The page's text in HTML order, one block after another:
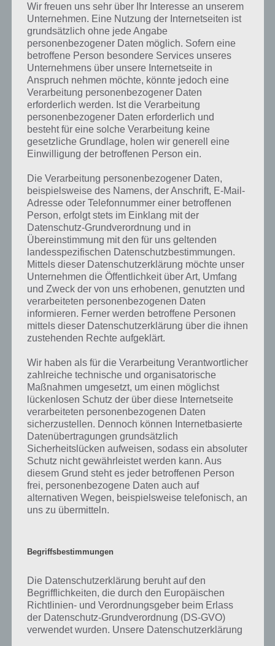
Kurze Begriffserklärung zur Lösung
Bleistift
Bleistift ist die Lösung für das tägliche Rätsel am 23.4.2020 in 4 Bilder
1 Wort, doch welche Bedeutung hat dieses eigentlich und was gibt es
dazu zu wissen? Passt das Wort auch zu Ostern? Zu bestimmten
Lösungen präsentieren wir daher auch immer eine kurze
Als Bleistift bezeichnet man ein Schreibgerät mit einer Mine aus
Graphit, üblicherweise ummantelt von einem Holzstab. Ursprünglich
wurden die Minen oder Spitzen des Bleistifts aus Blei gefertigt, woher
das Schreibgerät seinen Namen erlangte.
In den modernen Bleistiften findet sich eine Mine aus einem
Gemisch aus Graphit und Ton. Der Schaft des Stiftes wird in der Regel
aus Holz gefertigt. Es gibt aber auch Modelle mit einem festen Schaft
aus Plastik oder Modelle, bei welchem dünne Minen durch das
Drücken eines Knopfes am Ende des Stiftes stückweise aus der
Spitze geschoben werden. Diese Druckbleistifte haben meist einen
der geschichteten Kristallstruktur des Kerns. Zwischen den einzelnen
diese bei der Reibung auf einer Oberfläche voneinander lösen und
als grau-schwarze Farbe beispielsweise auf dem Papier oder Holz
hinterbleiben.
Der Bleistift wird hauptsächlich für Zeichnungen und technische und
Wir freuen uns sehr über Ihr Interesse an unserem
Unternehmen. Eine Nutzung der Internetseiten ist
grundsätzlich ohne jede Angabe
personenbezogener Daten möglich. Sofern eine
betroffene Person besondere Services unseres
Unternehmens über unsere Internetseite in
Anspruch nehmen möchte, könnte jedoch eine
Verarbeitung personenbezogener Daten
erforderlich werden. Ist die Verarbeitung
personenbezogener Daten erforderlich und
besteht für eine solche Verarbeitung keine
gesetzliche Grundlage, holen wir generell eine
Einwilligung der betroffenen Person ein.
Die Verarbeitung personenbezogener Daten,
beispielsweise des Namens, der Anschrift, E-Mail-
Adresse oder Telefonnummer einer betroffenen
Person, erfolgt stets im Einklang mit der
Datenschutz-Grundverordnung und in
Übereinstimmung mit den für uns geltenden
landesspezifischen Datenschutzbestimmungen.
Mittels dieser Datenschutzerklärung möchte unser
Unternehmen die Öffentlichkeit über Art, Umfang
und Zweck der von uns erhobenen, genutzten und
verarbeiteten personenbezogenen Daten
informieren. Ferner werden betroffene Personen
mittels dieser Datenschutzerklärung über die ihnen
zustehenden Rechte aufgeklärt.
Wir haben als für die Verarbeitung Verantwortlicher
zahlreiche technische und organisatorische
Maßnahmen umgesetzt, um einen möglichst
lückenlosen Schutz der über diese Internetseite
verarbeiteten personenbezogenen Daten
sicherzustellen. Dennoch können Internetbasierte
Datenübertragungen grundsätzlich
Sicherheitslücken aufweisen, sodass ein absoluter
Schutz nicht gewährleistet werden kann. Aus
diesem Grund steht es jeder betroffenen Person
frei, personenbezogene Daten auch auf
alternativen Wegen, beispielsweise telefonisch, an
uns zu übermitteln.
Begriffsbestimmungen
Die Datenschutzerklärung beruht auf den
Begrifflichkeiten, die durch den Europäischen
Richtlinien- und Verordnungsgeber beim Erlass
der Datenschutz-Grundverordnung (DS-GVO)
verwendet wurden. Unsere Datenschutzerklärung